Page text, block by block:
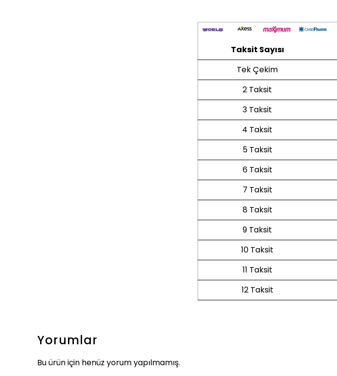
Taksit Sayısı
Tek Çekim
2 Taksit
3 Taksit
4 Taksit
5 Taksit
6 Taksit
7 Taksit
8 Taksit
9 Taksit
10 Taksit
11 Taksit
12 Taksit
Yorumlar
Bu ürün için henüz yorum yapılmamış.